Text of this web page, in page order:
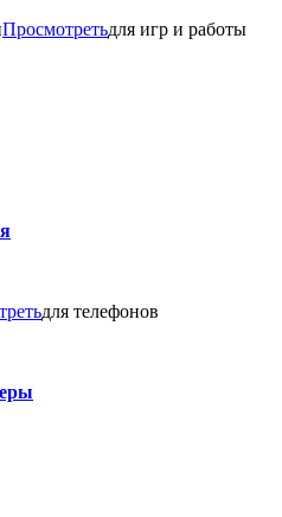
Просмотретьдля игр и работы
для телефонов